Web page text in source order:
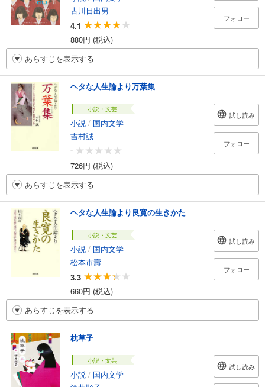
古川日出男
4.1
880円 (税込)
フォロー
あらすじを表示する
ヘタな人生論より万葉集
小説・文芸
小説 / 国内文学
吉村誠
-
726円 (税込)
試し読み
フォロー
あらすじを表示する
ヘタな人生論より良寛の生きかた
小説・文芸
小説 / 国内文学
松本市壽
3.3
660円 (税込)
試し読み
フォロー
あらすじを表示する
枕草子
小説・文芸
小説 / 国内文学
試し読み